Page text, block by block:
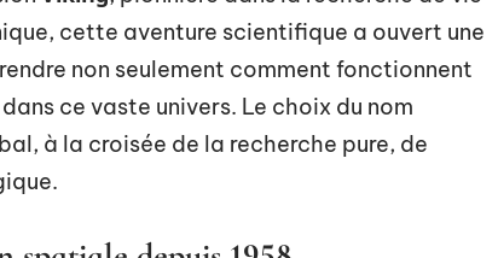
cette aventure scientifique a ouvert une
non seulement comment fonctionnent
ce vaste univers. Le choix du nom
à la croisée de la recherche pure, de